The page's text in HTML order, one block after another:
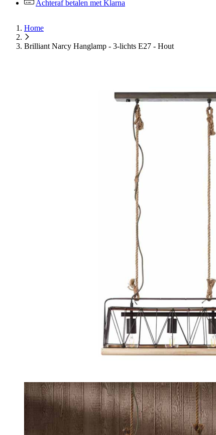
Achteraf betalen met Klarna
Home
Brilliant Narcy Hanglamp - 3-lichts E27 - Hout